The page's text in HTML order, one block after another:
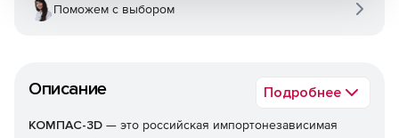
Описание Подробнее
КОМПАС-3D — это российская импортонезависимая
Поможем с выбором